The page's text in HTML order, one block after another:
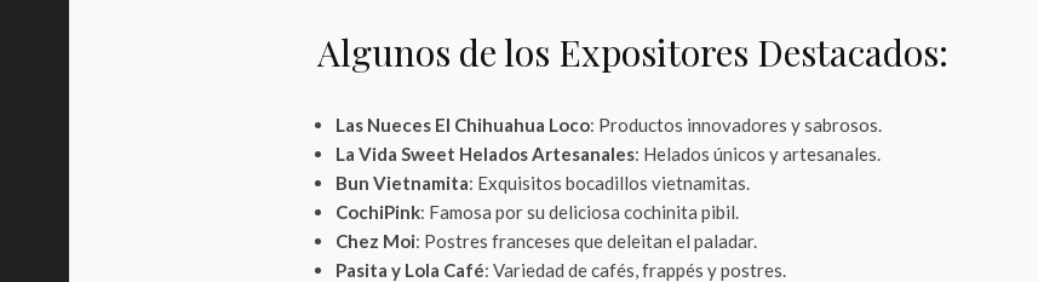
Algunos de los Expositores Destacados:
Las Nueces El Chihuahua Loco: Productos innovadores y sabrosos.
La Vida Sweet Helados Artesanales: Helados únicos y artesanales.
Bun Vietnamita: Exquisitos bocadillos vietnamitas.
CochiPink: Famosa por su deliciosa cochinita pibil.
Chez Moi: Postres franceses que deleitan el paladar.
Pasita y Lola Café: Variedad de cafés, frappés y postres.